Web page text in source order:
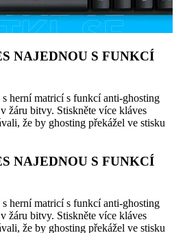
NAJEDNOU S FUNKCÍ
herní matricí s funkcí anti-ghosting
žáru bitvy. Stiskněte více kláves
že by ghosting překážel ve stisku
NAJEDNOU S FUNKCÍ
herní matricí s funkcí anti-ghosting
žáru bitvy. Stiskněte více kláves
že by ghosting překážel ve stisku